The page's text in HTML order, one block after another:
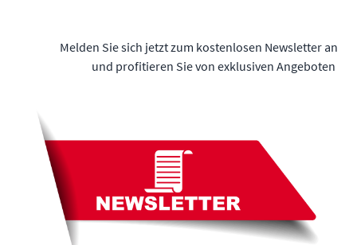
Melden Sie sich jetzt zum kostenlosen Newsletter an
und profitieren Sie von exklusiven Angeboten